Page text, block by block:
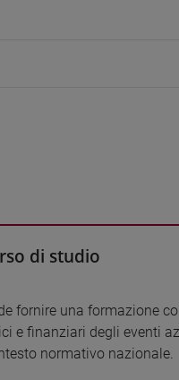
di studio
fornire una formazione
e finanziari degli eventi
normativo nazionale.